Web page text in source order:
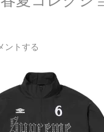
ントする